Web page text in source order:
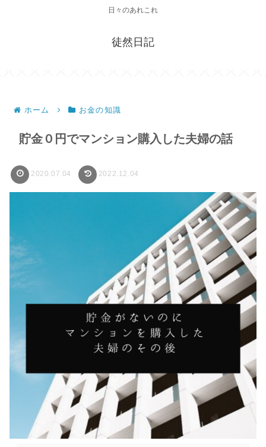
日々のあれこれ
徒然日記
ホーム お金の知識
貯金０円でマンション購入した夫婦の話
2020.07.04 2022.12.04